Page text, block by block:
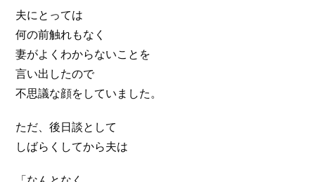
夫にとっては
何の前触れもなく
妻がよくわからないことを
言い出したので
不思議な顔をしていました。
ただ、後日談として
しばらくしてから夫は